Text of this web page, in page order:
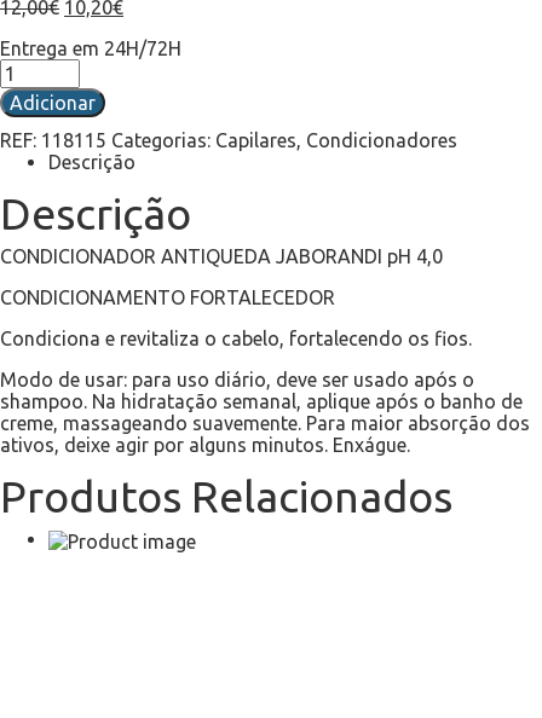
12,00€ 10,20€
Entrega em 24H/72H
Adicionar
REF: 118115 Categorias: Capilares, Condicionadores
Descrição
Descrição
CONDICIONADOR ANTIQUEDA JABORANDI pH 4,0
CONDICIONAMENTO FORTALECEDOR
Condiciona e revitaliza o cabelo, fortalecendo os fios.
Modo de usar: para uso diário, deve ser usado após o
shampoo. Na hidratação semanal, aplique após o banho de
creme, massageando suavemente. Para maior absorção dos
ativos, deixe agir por alguns minutos. Enxágue.
Produtos Relacionados